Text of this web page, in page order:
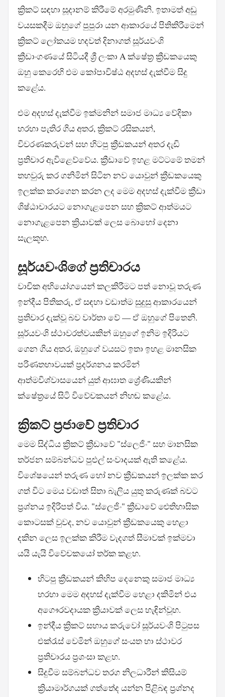
ක්‍රිකට් සඳහා සූදානම් කිරීමේ අරමුණිනි. ඉතාමත් අඩු
වයසකදීම ඔහුගේ පුපුරා යන ආකාරයේ පිතිකිරීමෙන්
ක්‍රිකට් ලෝකයම හදවත් දිනාගත් සූර්යවංශි
ක්‍රීඩාංගණයේ සිටියදී ශ්‍රී ලංකා A ක්ෂේත්‍ර ක්‍රීඩකයෙකු
ඔහු කෙරෙහි එම කෝපාවිෂ්ඨ අදහස් දැක්වීම සිදු
කළේය.
එම අදහස් දැක්වීම ඉක්මනින් සමාජ මාධ්‍ය වේදිකා
හරහා පැතිර ගිය අතර, ක්‍රිකට් රසිකයන්,
විවරණකරුවන් සහ හිටපු ක්‍රීඩකයන් අතර දැඩි
ප්‍රතිචාර ඇවිළෙව්වේය. ක්‍රීඩාවේ ඉහළ මට්ටමේ තමන්
තහවුරු කර ගනිමින් සිටින නව යොවුන් ක්‍රීඩකයෙකු
ඉලක්ක කරගෙන කරන ලද මෙම අදහස් දැක්වීම ක්‍රීඩා
ශිෂ්ඨාචාරයට නොගැළපෙන සහ ක්‍රිකට් ආත්මයට
නොගැළපෙන ක්‍රියාවක් ලෙස බොහෝ දෙනා
සැලකූහ.
සූර්යවංශිගේ ප්‍රතිචාරය
වාචික අභියෝගයෙන් කලකිරීමට පත් නොවූ තරුණ
ඉන්දීය පිතිකරු, ඒ සඳහා වඩාත්ම සුදුසු ආකාරයෙන්
ප්‍රතිචාර දැක්වූ බව වාර්තා වේ — ඒ ඔහුගේ පිතෙනි.
සූර්යවංශි ස්ථාවරත්වයකින් ඔහුගේ ඉනිම ඉදිරියට
ගෙන ගිය අතර, ඔහුගේ වයසට ඉතා ඉහළ මානසික
පරිණතභාවයක් ප්‍රදර්ශනය කරමින්
ආත්මවිශ්වාසයෙන් යුත් ආඝාත ශ්‍රේණියකින්
ක්ෂේත්‍රයේ සිටි විවේචකයන් නිහඬ කළේය.
ක්‍රිකට් ප්‍රජාවේ ප්‍රතිචාර
මෙම සිද්ධිය ක්‍රිකට් ක්‍රීඩාවේ "ස්ලෙජිං" සහ මානසික
තර්ජන සම්බන්ධව පුළුල් සංවාදයක් ඇති කළේය.
විශේෂයෙන් තරුණ හෝ නව ක්‍රීඩකයන් ඉලක්ක කර
ගත් විට මෙය වඩාත් සිතා බැලිය යුතු කරුණක් බවට
ප්‍රශ්නය ඉදිරිපත් විය. "ස්ලෙජිං" ක්‍රීඩාවේ ඓතිහාසික
කොටසක් වුවද, නව යොවුන් ක්‍රීඩකයෙකු හෙළා
දකින ලෙස ඉලක්ක කිරීම වැදගත් සීමාවක් ඉක්මවා
යයි යැයි විවේචකයෝ තර්ක කළහ.
හිටපු ක්‍රීඩකයන් කිහිප දෙනෙකු සමාජ මාධ්‍ය
හරහා මෙම අදහස් දැක්වීම හෙළා දකිමින් එය
අගෞරවදායක ක්‍රියාවක් ලෙස හැඳින්වූහ.
ඉන්දීය ක්‍රිකට් සහාය කරුවෝ සූර්යවංශි පිටුපස
එක්රැස් වෙමින් ඔහුගේ සංයත හා ස්ථාවර
ප්‍රතිචාරය ප්‍රශංසා කළහ.
සිදුවීම සම්බන්ධව තරග නිලධාරීන් කිසියම්
ක්‍රියාමාර්ගයක් ගත්තේද යන්න පිළිබඳ ප්‍රශ්නද